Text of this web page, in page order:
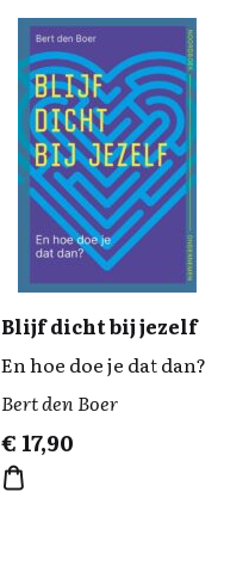
Blijf dicht bij jezelf
En hoe doe je dat dan?
Bert den Boer
€ 17,90